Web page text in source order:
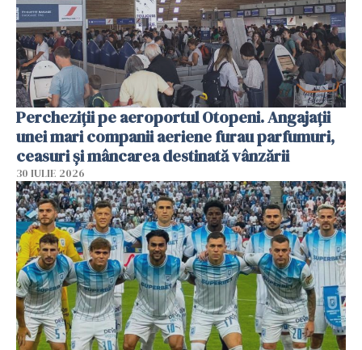
Percheziții pe aeroportul Otopeni. Angajații
unei mari companii aeriene furau parfumuri,
ceasuri și mâncarea destinată vânzării
30 IULIE 2026